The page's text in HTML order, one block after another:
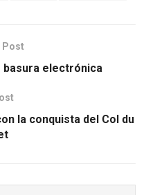
Post
basura electrónica
la conquista del Col du